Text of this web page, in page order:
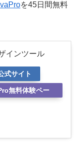
を45日間無料
インツール
式サイト
無料体験ペー